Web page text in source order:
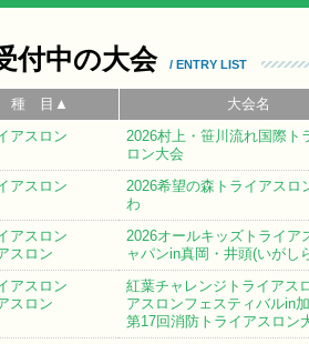
付中の大会 / ENTRY LIST
種 目▲
大会名
アスロン
2026村上・笹川流れ国際ト
ロン大会
アスロン
2026希望の森トライアスロ
わ
アスロン
スロン
2026オールキッズトライア
ャパンin真岡・井頭(いがし
アスロン
スロン
紅葉チャレンジトライアス
アスロンフェスティバルin
第17回消防トライアスロン